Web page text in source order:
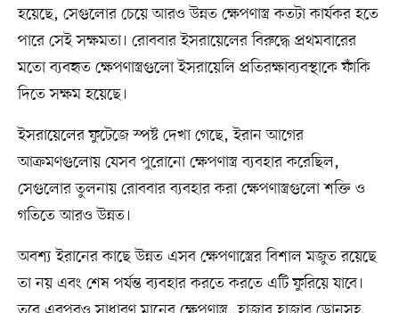
হয়েছে, সেগুলোর চেয়ে আরও উন্নত ক্ষেপণাস্ত্র কতটা কার্যকর হতে
পারে সেই সক্ষমতা। রোববার ইসরায়েলের বিরুদ্ধে প্রথমবারের
মতো ব্যবহৃত ক্ষেপণাস্ত্রগুলো ইসরায়েলি প্রতিরক্ষাব্যবস্থাকে ফাঁকি
দিতে সক্ষম হয়েছে।
ইসরায়েলের ফুটেজে স্পষ্ট দেখা গেছে, ইরান আগের
আক্রমণগুলোয় যেসব পুরোনো ক্ষেপণাস্ত্র ব্যবহার করেছিল,
সেগুলোর তুলনায় রোববার ব্যবহার করা ক্ষেপণাস্ত্রগুলো শক্তি ও
গতিতে আরও উন্নত।
অবশ্য ইরানের কাছে উন্নত এসব ক্ষেপণাস্ত্রের বিশাল মজুত রয়েছে
তা নয় এবং শেষ পর্যন্ত ব্যবহার করতে করতে এটি ফুরিয়ে যাবে।